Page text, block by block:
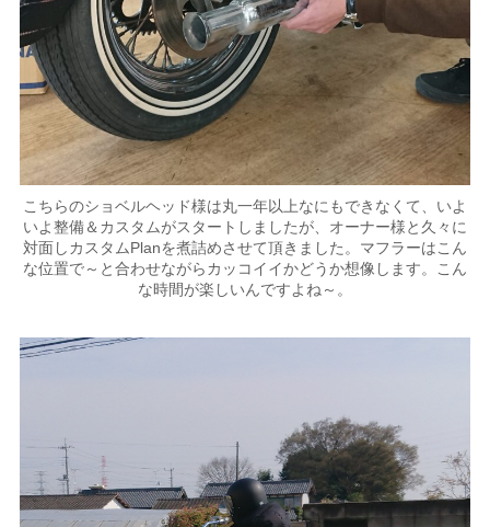
こちらのショベルヘッド様は丸一年以上なにもできなくて、いよ
いよ整備＆カスタムがスタートしましたが、オーナー様と久々に
対面しカスタムPlanを煮詰めさせて頂きました。マフラーはこん
な位置で～と合わせながらカッコイイかどうか想像します。こん
な時間が楽しいんですよね～。